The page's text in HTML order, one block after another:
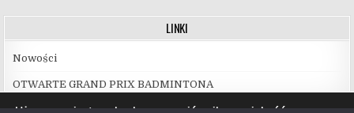
LINKI
Nowości
OTWARTE GRAND PRIX BADMINTONA